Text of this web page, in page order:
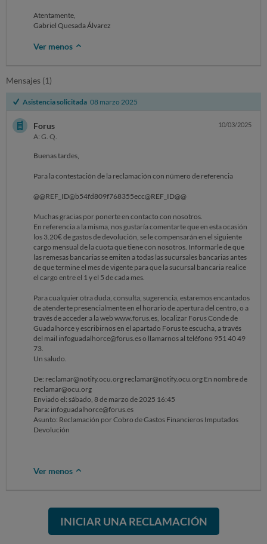
Atentamente,
Gabriel Quesada Álvarez
Ver menos
Mensajes (1)
Asistencia solicitada 08 marzo 2025
Forus
A: G. Q.
10/03/2025
Buenas tardes,
Para la contestación de la reclamación con número de referencia
@@REF_ID@b54fd809f768355ecc@REF_ID@@
Muchas gracias por ponerte en contacto con nosotros.
En referencia a la misma, nos gustaría comentarte que en esta ocasión
los 3.20€ de gastos de devolución, se le compensarán en el siguiente
cargo mensual de la cuota que tiene con nosotros. Informarle de que
las remesas bancarias se emiten a todas las sucursales bancarias antes
de que termine el mes de vigente para que la sucursal bancaria realice
el cargo entre el 1 y el 5 de cada mes.
Para cualquier otra duda, consulta, sugerencia, estaremos encantados
de atenderte presencialmente en el horario de apertura del centro, o a
través de acceder a la web www.forus.es, localizar Forus Conde de
Guadalhorce y escribirnos en el apartado Forus te escucha, a través
del mail infoguadalhorce@forus.es o llamarnos al teléfono 951 40 49
73.
Un saludo.
De: reclamar@notify.ocu.org reclamar@notify.ocu.org En nombre de
reclamar@ocu.org
Enviado el: sábado, 8 de marzo de 2025 16:45
Para: infoguadalhorce@forus.es
Asunto: Reclamación por Cobro de Gastos Financieros Imputados
Devolución
Ver menos
INICIAR UNA RECLAMACIÓN